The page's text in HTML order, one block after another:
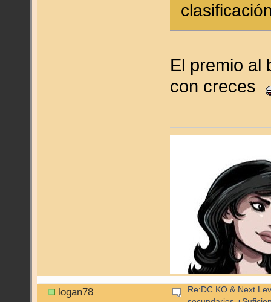
El premio al
con creces
logan78
Re:DC KO & Next